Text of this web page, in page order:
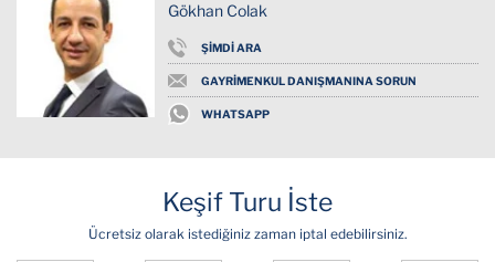
Gökhan Colak
ŞİMDİ ARA
GAYRİMENKUL DANIŞMANINA SORUN
WHATSAPP
Keşif Turu İste
Ücretsiz olarak istediğiniz zaman iptal edebilirsiniz.